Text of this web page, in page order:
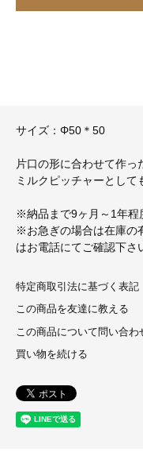
サイズ：Φ50＊50
片口の形に合わせて作っ
ミルクピッチャーとして
※納品まで9ヶ月～1年程
※お急ぎの場合は在庫の
はお電話にてご確認下さ
特定商取引法に基づく表記
この商品を友達に教える
この商品について問い合わ
買い物を続ける